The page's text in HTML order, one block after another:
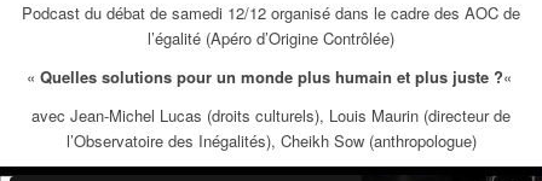
Podcast du débat de samedi 12/12 organisé dans le cadre des AOC de
l’égalité (Apéro d’Origine Contrôlée)
« Quelles solutions pour un monde plus humain et plus juste ?«
avec Jean-Michel Lucas (droits culturels), Louis Maurin (directeur de
l’Observatoire des Inégalités), Cheikh Sow (anthropologue)